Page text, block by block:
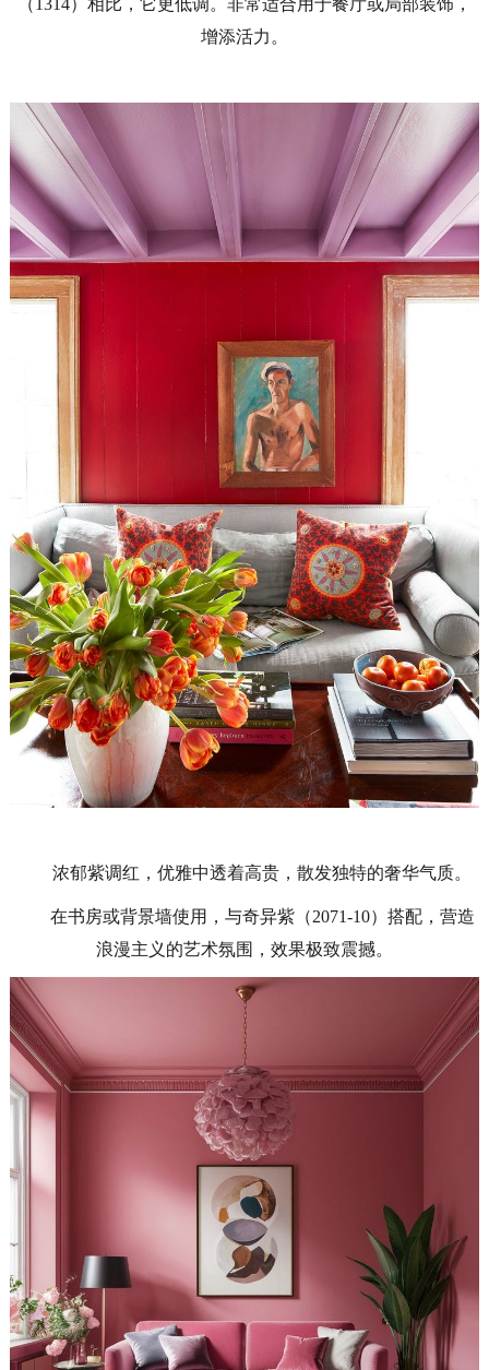
（1314）相比，它更低调。非常适合用于餐厅或局部装饰，
增添活力。
浓郁紫调红，优雅中透着高贵，散发独特的奢华气质。
在书房或背景墙使用，与奇异紫（2071-10）搭配，营造
浪漫主义的艺术氛围，效果极致震撼。